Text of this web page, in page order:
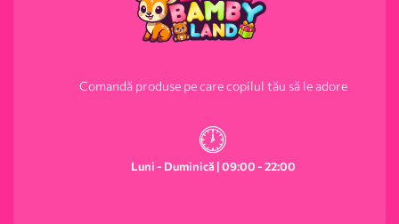
Comandă produse pe care copilul tău să le adore
Luni - Duminică | 09:00 - 22:00